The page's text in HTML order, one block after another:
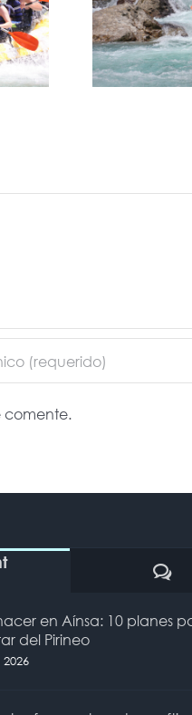
que
vida
la
comente.
en Aínsa: 10 planes
del Pirineo